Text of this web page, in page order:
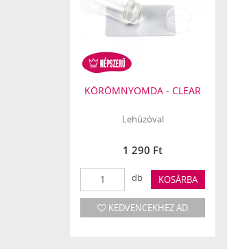
KÖRÖMNYOMDA - CLEAR
Lehúzóval
1 290 Ft
db KOSÁRBA
KEDVENCEKHEZ AD